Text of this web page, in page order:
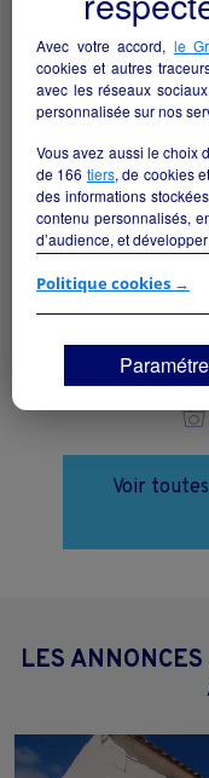
Voir
LES
Avec votre accord, le
cookies et autres
avec les réseaux
personnalisée sur nos
Vous avez aussi le choix
de 166 tiers, de cookies
des informations
contenu personnalisés,
d’audience, et
Si vous continuez
vos centres d'intérêt.
déposés et lus sur votre
Vous pouvez exprimer
"Continuer sans
moment en cliquant sur
Politique cookies →